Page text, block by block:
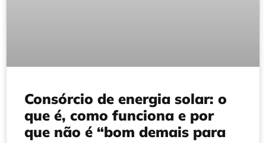
Consórcio de energia solar: o
que é, como funciona e por
que não é “bom demais para